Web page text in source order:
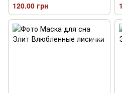
120.00 грн